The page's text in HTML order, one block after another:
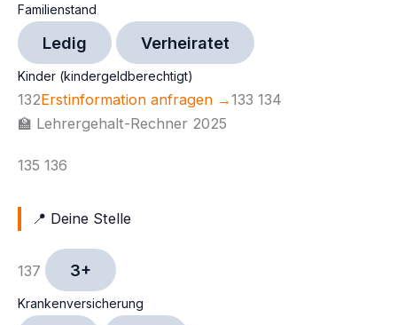
Familienstand
Ledig Verheiratet
Kinder (kindergeldberechtigt)
132Erstinformation anfragen →133 134
🏫 Lehrergehalt-Rechner 2025
135 136
📍 Deine Stelle
137 3+
Krankenversicherung